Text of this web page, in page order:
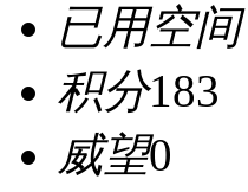
已用空间
积分183
威望0